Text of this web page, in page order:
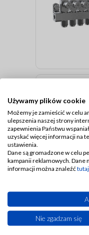
Używamy plików cookie
Możemy je zamieścić w celu
ulepszenia naszej strony
zapewnienia Państwu
uzyskać więcej informacji na
ustawienia.
Dane są gromadzone w celu
kampanii reklamowych. Dane
informacji można znaleźć tutaj
Nie zgadzam się